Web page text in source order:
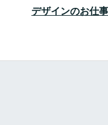
デザインのお仕